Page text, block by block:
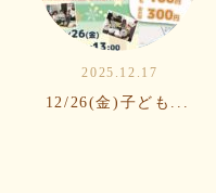
2025.12.17
12/26(金)子ども...